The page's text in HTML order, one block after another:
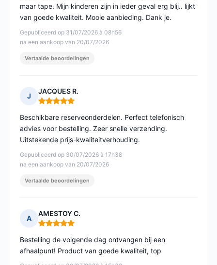
Gepubliceerd op 31/07/2026 à 08h56
na een aankoop van 20/07/2026
maar tape. Mijn kinderen zijn in ieder geval erg blij.. lijkt
van goede kwaliteit. Mooie aanbieding. Dank je.
Vertaalde beoordelingen
J
JACQUES R.
Opmerking: 5 van 5
Gepubliceerd op 30/07/2026 à 17h38
na een aankoop van 20/07/2026
Beschikbare reserveonderdelen. Perfect telefonisch
advies voor bestelling. Zeer snelle verzending.
Uitstekende prijs-kwaliteitverhouding.
Vertaalde beoordelingen
A
AMESTOY C.
Opmerking: 5 van 5
Bestelling de volgende dag ontvangen bij een
afhaalpunt! Product van goede kwaliteit, top